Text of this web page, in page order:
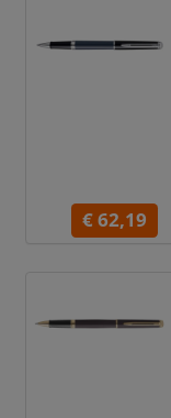
€ 62,19